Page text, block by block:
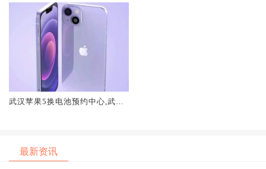
武汉苹果5换电池预约中心,武汉
最新资讯